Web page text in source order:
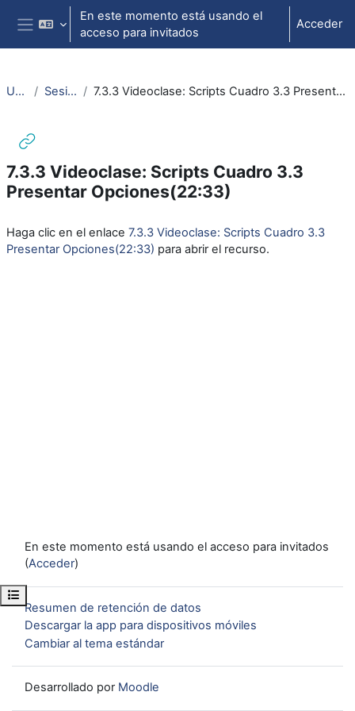
Salta al contenido principal
Panel lateral
En este momento está usando el
acceso para invitados
Acceder
Abrir índice del curso
Unity Sesión 4 7.3.3 Videoclase: Scripts Cuadro 3.3 Presentar Opciones(22:33)
7.3.3 Videoclase: Scripts Cuadro 3.3
Presentar Opciones(22:33)
Haga clic en el enlace 7.3.3 Videoclase: Scripts Cuadro 3.3
Presentar Opciones(22:33) para abrir el recurso.
En este momento está usando el acceso para invitados
(Acceder)
Resumen de retención de datos
Descargar la app para dispositivos móviles
Cambiar al tema estándar
Desarrollado por Moodle